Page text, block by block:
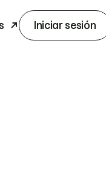
Iniciar sesión